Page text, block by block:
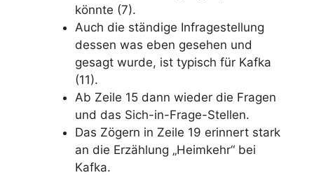
könnte (7).
Auch die ständige Infragestellung
dessen was eben gesehen und
gesagt wurde, ist typisch für Kafka
(11).
Ab Zeile 15 dann wieder die Fragen
und das Sich-in-Frage-Stellen.
Das Zögern in Zeile 19 erinnert stark
an die Erzählung „Heimkehr“ bei
Kafka.